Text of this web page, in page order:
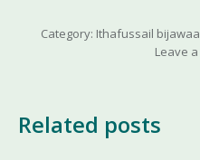
Category: Ithafussail
Leave
Related posts